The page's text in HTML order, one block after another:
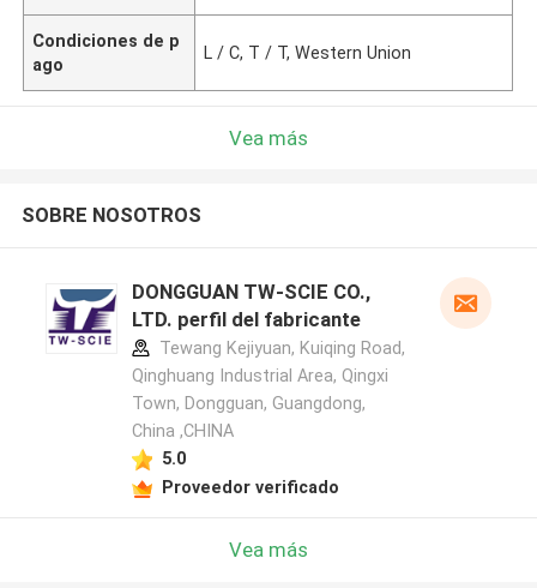
Condiciones de p
ago
L / C, T / T, Western Union
Vea más
SOBRE NOSOTROS
DONGGUAN TW-SCIE CO.,
LTD. perfil del fabricante
Tewang Kejiyuan, Kuiqing Road,
Qinghuang Industrial Area, Qingxi
Town, Dongguan, Guangdong,
China ,CHINA
5.0
Proveedor verificado
Vea más